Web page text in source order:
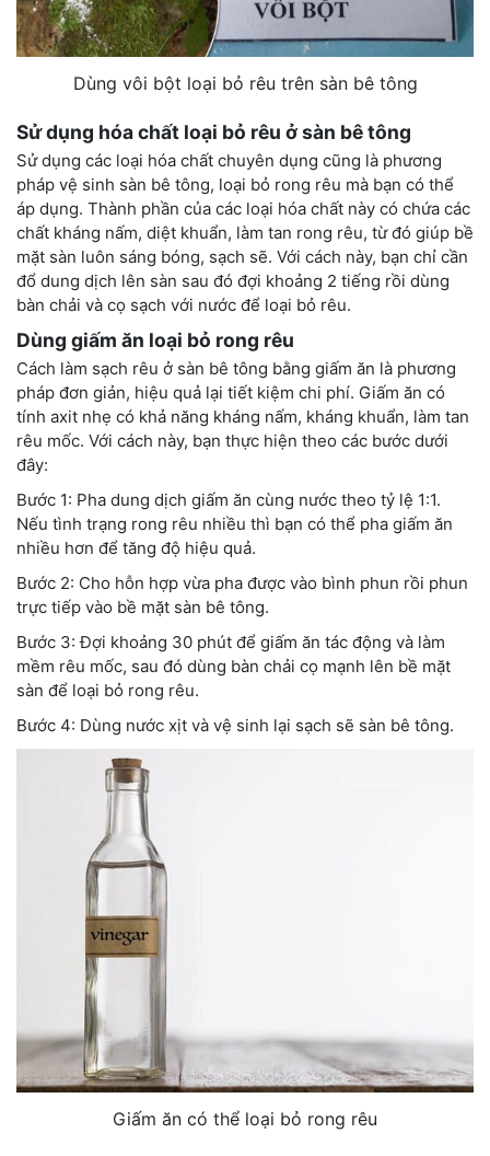
Dùng vôi bột loại bỏ rêu trên sàn bê tông
Sử dụng hóa chất loại bỏ rêu ở sàn bê tông
Sử dụng các loại hóa chất chuyên dụng cũng là phương
pháp vệ sinh sàn bê tông, loại bỏ rong rêu mà bạn có thể
áp dụng. Thành phần của các loại hóa chất này có chứa các
chất kháng nấm, diệt khuẩn, làm tan rong rêu, từ đó giúp bề
mặt sàn luôn sáng bóng, sạch sẽ. Với cách này, bạn chỉ cần
đổ dung dịch lên sàn sau đó đợi khoảng 2 tiếng rồi dùng
bàn chải và cọ sạch với nước để loại bỏ rêu.
Dùng giấm ăn loại bỏ rong rêu
Cách làm sạch rêu ở sàn bê tông bằng giấm ăn là phương
pháp đơn giản, hiệu quả lại tiết kiệm chi phí. Giấm ăn có
tính axit nhẹ có khả năng kháng nấm, kháng khuẩn, làm tan
rêu mốc. Với cách này, bạn thực hiện theo các bước dưới
đây:
Bước 1: Pha dung dịch giấm ăn cùng nước theo tỷ lệ 1:1.
Nếu tình trạng rong rêu nhiều thì bạn có thể pha giấm ăn
nhiều hơn để tăng độ hiệu quả.
Bước 2: Cho hỗn hợp vừa pha được vào bình phun rồi phun
trực tiếp vào bề mặt sàn bê tông.
Bước 3: Đợi khoảng 30 phút để giấm ăn tác động và làm
mềm rêu mốc, sau đó dùng bàn chải cọ mạnh lên bề mặt
sàn để loại bỏ rong rêu.
Bước 4: Dùng nước xịt và vệ sinh lại sạch sẽ sàn bê tông.
Giấm ăn có thể loại bỏ rong rêu